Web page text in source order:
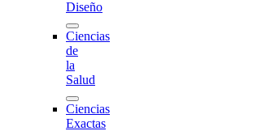
Diseño
Ciencias
de
la
Salud
Ciencias
Exactas